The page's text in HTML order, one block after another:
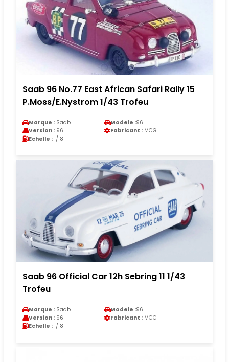
Saab 96 No.77 East African Safari Rally 15
P.Moss/E.Nystrom 1/43 Trofeu
Marque : Saab Modele :96
Version : 96 Fabricant : MCG
Echelle : 1/18
Saab 96 Official Car 12h Sebring 11 1/43
Trofeu
Marque : Saab Modele :96
Version : 96 Fabricant : MCG
Echelle : 1/18